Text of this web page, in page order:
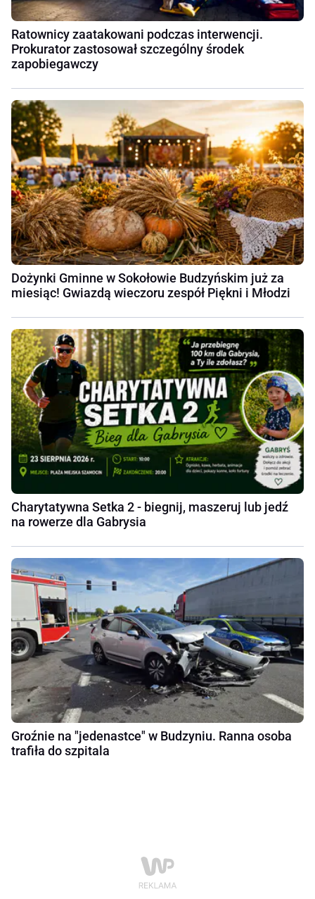
Ratownicy zaatakowani podczas interwencji.
Prokurator zastosował szczególny środek
zapobiegawczy
Dożynki Gminne w Sokołowie Budzyńskim już za
miesiąc! Gwiazdą wieczoru zespół Piękni i Młodzi
Charytatywna Setka 2 - biegnij, maszeruj lub jedź
na rowerze dla Gabrysia
Groźnie na "jedenastce" w Budzyniu. Ranna osoba
trafiła do szpitala